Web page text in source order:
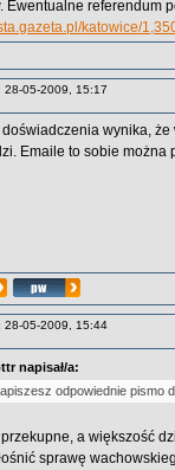
Ewentualne referendum
katowice/
28-05-2009, 15:17
wynika, że
Emaile to sobie można
28-05-2009, 15:44
napisał/a:
odpowiednie pismo
a większość
sprawę